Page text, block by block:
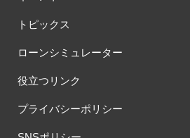
トピックス
ローンシミュレーター
役立つリンク
プライバシーポリシー